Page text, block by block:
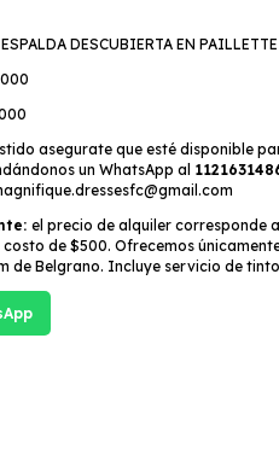
DESCUBIERTA EN PAILLETTE
asegurate que esté disponible
un WhatsApp al
el precio de alquiler corresponde
de $500. Ofrecemos
de Belgrano. Incluye servicio de